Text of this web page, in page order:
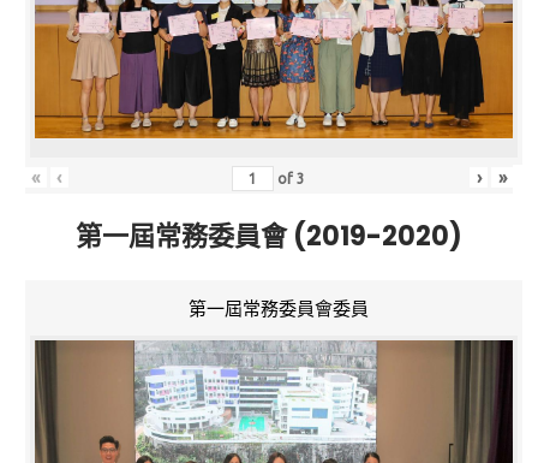
« ‹ of3 › »
第一屆常務委員會 (2019-2020)
第一屆常務委員會委員